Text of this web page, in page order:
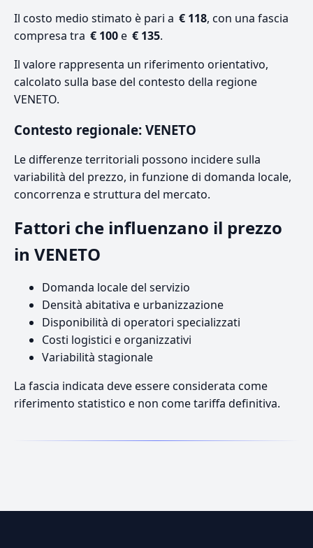
Il costo medio stimato è pari a € 118, con una fascia
compresa tra € 100e € 135.
Il valore rappresenta un riferimento orientativo,
calcolato sulla base del contesto della regione
VENETO.
Contesto regionale: VENETO
Le differenze territoriali possono incidere sulla
variabilità del prezzo, in funzione di domanda locale,
concorrenza e struttura del mercato.
Fattori che influenzano il prezzo
in VENETO
Domanda locale del servizio
Densità abitativa e urbanizzazione
Disponibilità di operatori specializzati
Costi logistici e organizzativi
Variabilità stagionale
La fascia indicata deve essere considerata come
riferimento statistico e non come tariffa definitiva.